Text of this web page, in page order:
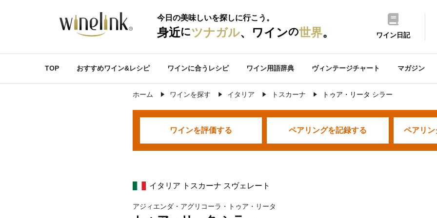
今日の美味しいを探しに行こう。
身近にツナガル、ワインの世界。 ワイン日記
TOP おすすめワイン&レシピ ワインに合うレシピ ワイン用語辞典 ヴィンテージチャート マガジン
ホーム ワインを探す イタリア トスカーナ トゥア・リータ シラー
ワインを評価する ペアリングを記録する ペアリン
イタリア トスカーナ スヴェレート
アジィエンダ・アグリコーラ・トゥア・リータ